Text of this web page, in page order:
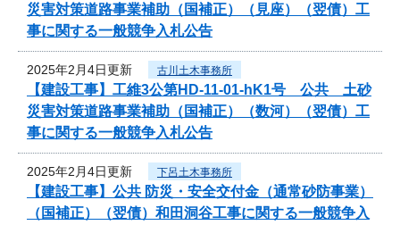
災害対策道路事業補助（国補正）（見座）（翌債）工
事に関する一般競争入札公告
2025年2月4日更新 古川土木事務所
【建設工事】工維3公第HD-11-01-hK1号 公共 土砂
災害対策道路事業補助（国補正）（数河）（翌債）工
事に関する一般競争入札公告
2025年2月4日更新 下呂土木事務所
【建設工事】公共 防災・安全交付金（通常砂防事業）
（国補正）（翌債）和田洞谷工事に関する一般競争入